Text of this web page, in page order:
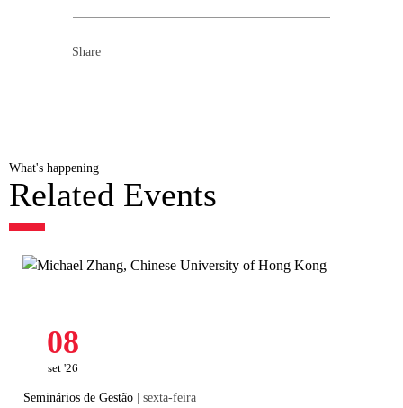
Share
What's happening
Related Events
08
set '26
Seminários de Gestão | sexta-feira